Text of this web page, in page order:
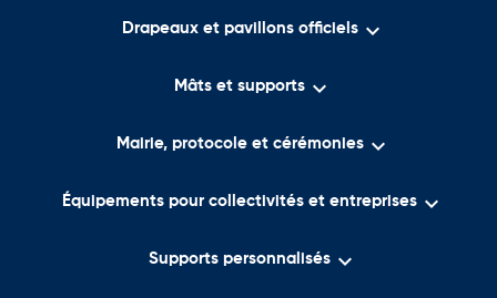
Drapeaux et pavillons officiels 
Mâts et supports 
Mairie, protocole et cérémonies 
Équipements pour collectivités et entreprises 
Supports personnalisés 